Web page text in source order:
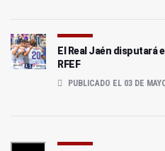
El Real Jaén disputará
RFEF
PUBLICADO EL 03 DE